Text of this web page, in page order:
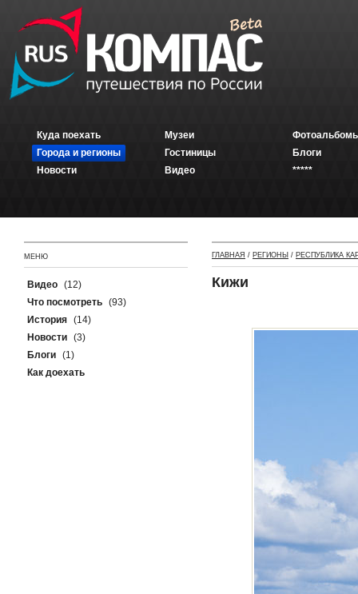
Куда поехать
Города и регионы
Новости
Музеи
Гостиницы
Видео
Блоги
*****
МЕНЮ
Видео (12)
Что посмотреть (93)
История (14)
Новости (3)
Блоги (1)
Как доехать
ГЛАВНАЯ / РЕГИОНЫ / РЕСПУБЛИКА
Кижи